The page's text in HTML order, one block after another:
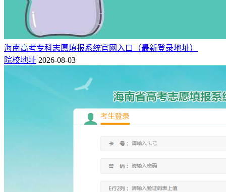
海南高考专科志愿填报系统官网入口（最新登录地址）
院校地址 2026-08-03